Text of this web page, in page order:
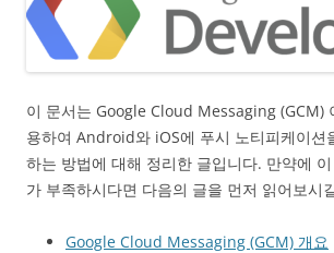
이 문서는 Google Cloud Messaging (GCM)
용하여 Android와 iOS에 푸시 노티피케이션
하는 방법에 대해 정리한 글입니다. 만약에
가 부족하시다면 다음의 글을 먼저 읽어보시
Google Cloud Messaging (GCM) 개요